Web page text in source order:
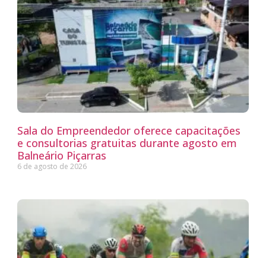
Sala do Empreendedor oferece capacitações
e consultorias gratuitas durante agosto em
Balneário Piçarras
6 de agosto de 2026